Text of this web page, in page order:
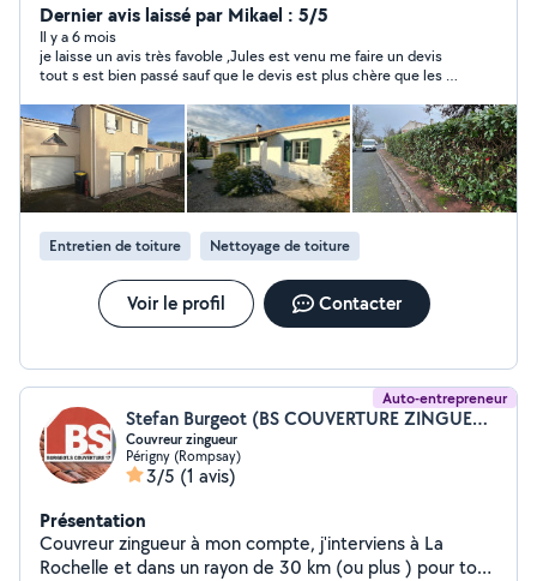
Nettoyage et débouchage de gouttières Nettoyage &
rénovation de façade Nettoyage haute ou basse
pression selon surface Traitement anti-mousse Remise
à neuf murs, crépis, enduits, bardages Peinture façade
Entretien des espaces verts Élagage Tonte,
débroussaillage Taille de haies, arbustes Entretien
ponctuel ou régulier Nettoyage terrasses, allées, pavés
Pourquoi choisir Net'Toit ? Entreprise locale basée à
Saint-Rogatien (17) Travail soigné et respectueux des
matériaux Produits professionnels adaptés à chaque
surface Intervention rapide Devis gratuit
Dernier avis laissé par Mikael : 5/5
Il y a 6 mois
je laisse un avis très favoble ,Jules est venu me faire un devis
tout s est bien passé sauf que le devis est plus chère que les 2
Entretien de toiture Nettoyage de toiture
Voir le profil Contacter
Auto-entrepreneur
Stefan Burgeot (BS COUVERTURE ZINGUERIE)
Couvreur zingueur
Périgny (Rompsay)
3/5 (1 avis)
Présentation
Couvreur zingueur à mon compte, j'interviens à La
Rochelle et dans un rayon de 30 km (ou plus ) pour tous